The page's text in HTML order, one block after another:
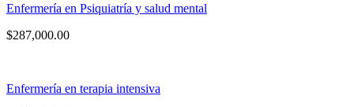
Enfermería en Psiquiatría y salud mental
$287,000.00
Enfermería en terapia intensiva